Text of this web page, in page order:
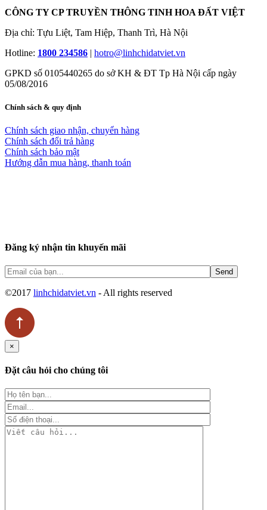
CÔNG TY CP TRUYỀN THÔNG TINH HOA ĐẤT VIỆT
Địa chỉ: Tựu Liệt, Tam Hiệp, Thanh Trì, Hà Nội
Hotline: 1800 234586 | hotro@linhchidatviet.vn
GPKD số 0105440265 do sở KH & ĐT Tp Hà Nội cấp ngày
05/08/2016
Chính sách & quy định
Chính sách giao nhận, chuyển hàng
Chính sách đổi trả hàng
Chính sách bảo mật
Hướng dẫn mua hàng, thanh toán
Đăng ký nhận tin khuyến mãi
©2017 linhchidatviet.vn - All rights reserved
×
Đặt câu hỏi cho chúng tôi